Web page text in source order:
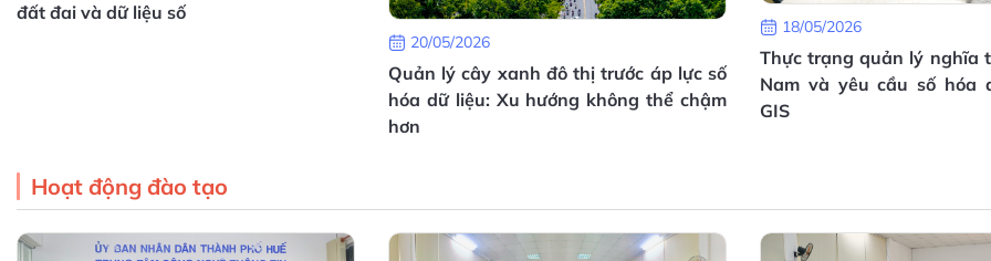
đất đai và dữ liệu số
20/05/2026
Quản lý cây xanh đô thị trước áp lực số
hóa dữ liệu: Xu hướng không thể chậm
hơn
18/05/2026
Thực trạng quản lý nghĩa
Nam và yêu cầu số hóa
GIS
Hoạt động đào tạo